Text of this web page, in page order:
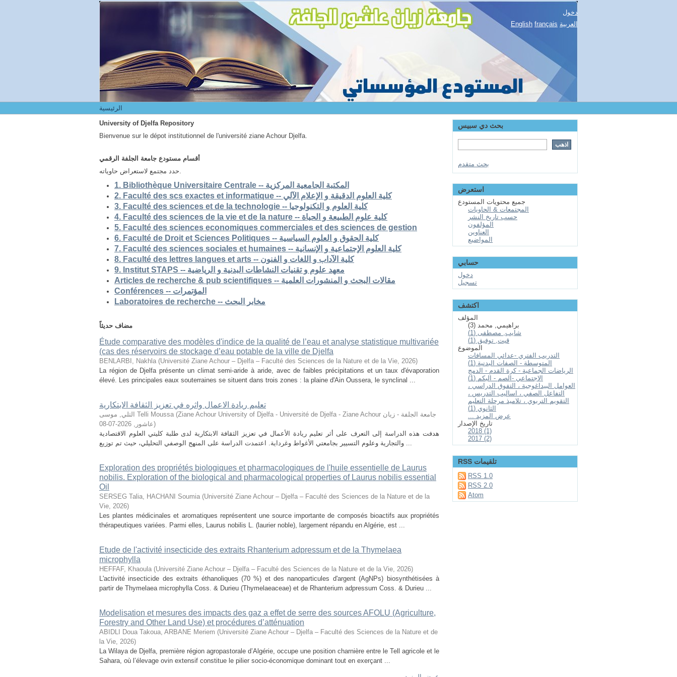
الرئيسية
دخول
English français العربية
الرئيسية
University of Djelfa Repository
Bienvenue sur le dépot institutionnel de l'université ziane Achour Djelfa.
أقسام مستودع جامعة الجلفة الرقمي
حدد مجتمع لاستعراض حاوياته.
1. Bibliothèque Universitaire Centrale -- المكتبة الجامعية المركزية
2. Faculté des scs exactes et informatique -- كلية العلوم الدقيقة و الإعلام الآلي
3. Faculté des sciences et de la technologie -- كلية العلوم و التكنولوجيا
4. Faculté des sciences de la vie et de la nature -- كلية علوم الطبيعة و الحياة
5. Faculté des sciences economiques commerciales et des sciences de gestion
6. Faculté de Droit et Sciences Politiques -- كلية الحقوق و العلوم السياسية
7. Faculté des sciences sociales et humaines -- كلية العلوم الإجتماعية و الإنسانية
8. Faculté des lettres langues et arts -- كلية الآداب و اللغات و الفنون
9. Institut STAPS -- معهد علوم و تقنيات النشاطات البدنية و الرياضية
Articles de recherche & pub scientifiques -- مقالات البحث و المنشورات العلمية
Conférences -- المؤتمرات
Laboratoires de recherche -- مخابر البحث
مضاف حديثاً
Étude comparative des modèles d'indice de la qualité de l’eau et analyse statistique multivariée
(cas des réservoirs de stockage d’eau potable de la ville de Djelfa
BENLARBI, Nakhla (Université Ziane Achour – Djelfa – Faculté des Sciences de la Nature et de la Vie, 2026)
La région de Djelfa présente un climat semi-aride à aride, avec de faibles précipitations et un taux d'évaporation
élevé. Les principales eaux souterraines se situent dans trois zones : la plaine d'Ain Oussera, le synclinal ...
تعليم ريادة الاعمال واثره في تعزيز الثقافة الابتكارية
التلي, موسى Telli Moussa (Ziane Achour University of Djelfa - Université de Djelfa - Ziane Achour جامعة الجلفة - زيان
عاشور ,
2026-07-08
)
هدفت هذه الدراسة إلى التعرف على أثر تعليم ريادة الأعمال في تعزيز الثقافة الابتكارية لدى طلبة كليتي العلوم الاقتصادية
والتجارية وعلوم التسيير بجامعتي الأغواط وغرداية. اعتمدت الدراسة على المنهج الوصفي التحليلي، حيث تم توزيع ...
Exploration des propriétés biologiques et pharmacologiques de l'huile essentielle de Laurus
nobilis. Exploration of the biological and pharmacological properties of Laurus nobilis essential
Oil
SERSEG Talia, HACHANI Soumia (Université Ziane Achour – Djelfa – Faculté des Sciences de la Nature et de la
Vie, 2026)
Les plantes médicinales et aromatiques représentent une source importante de composés bioactifs aux propriétés
thérapeutiques variées. Parmi elles, Laurus nobilis L. (laurier noble), largement répandu en Algérie, est ...
Etude de l'activité insecticide des extraits Rhanterium adpressum et de la Thymelaea
microphylla
HEFFAF, Khaoula (Université Ziane Achour – Djelfa – Faculté des Sciences de la Nature et de la Vie, 2026)
L'activité insecticide des extraits éthanoliques (70 %) et des nanoparticules d'argent (AgNPs) biosynthétisées à
partir de Thymelaea microphylla Coss. & Durieu (Thymelaeaceae) et de Rhanterium adpressum Coss. & Durieu ...
Modelisation et mesures des impacts des gaz a effet de serre des sources AFOLU (Agriculture,
Forestry and Other Land Use) et procédures d’atténuation
ABIDLI Doua Takoua, ARBANE Meriem (Université Ziane Achour – Djelfa – Faculté des Sciences de la Nature et de
la Vie, 2026)
La Wilaya de Djelfa, première région agropastorale d’Algérie, occupe une position charnière entre le Tell agricole et le
Sahara, où l’élevage ovin extensif constitue le pilier socio-économique dominant tout en exerçant ...
بحث دي سبيس
بحث متقدم
استعرض
جميع محتويات المستودع
المجتمعات & الحاويات
حسب تاريخ النشر
المؤلفون
العناوين
المواضيع
حسابي
دخول
تسجيل
اكتشف
المؤلف
براهيمي, محمد (3)
شايب, مصطفى (1)
قيت, توفيق (1)
الموضوع
التدريب الفتري -عدائي المسافات
المتوسطة - الصفات البدنية (1)
الرياضات الجماعية - كرة القدم - الدمج
الاجتماعي -الصم - البكم (1)
العوامل البيداغوجية ، التفوق الدراسي ،
التفاعل الصفي ، اساليب التدريس ،
التقويم التربوي ، تلاميذ مرحلة التعليم
الثانوي (1)
... عرض المزيد
تاريخ الإصدار
2018 (1)
2017 (2)
RSS تلقيمات
RSS 1.0
RSS 2.0
Atom